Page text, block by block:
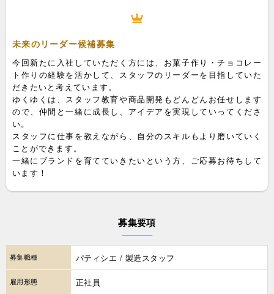
未来のリーダー候補募集
今回新たに入社していただく方には、お菓子作り・チョコレー
ト作りの経験を活かして、スタッフのリーダーを目指していた
だきたいと考えています。
ゆくゆくは、スタッフ教育や商品開発もどんどんお任せします
ので、仲間と一緒に成長し、アイデアを実現していってくださ
い。
スタッフに仕事を教えながら、自分のスキルもより磨いていく
ことができます。
一緒にブランドを育てていきたいという方、ご応募お待ちして
います！
募集要項
募集職種 パティシエ / 製造スタッフ
雇用形態 正社員